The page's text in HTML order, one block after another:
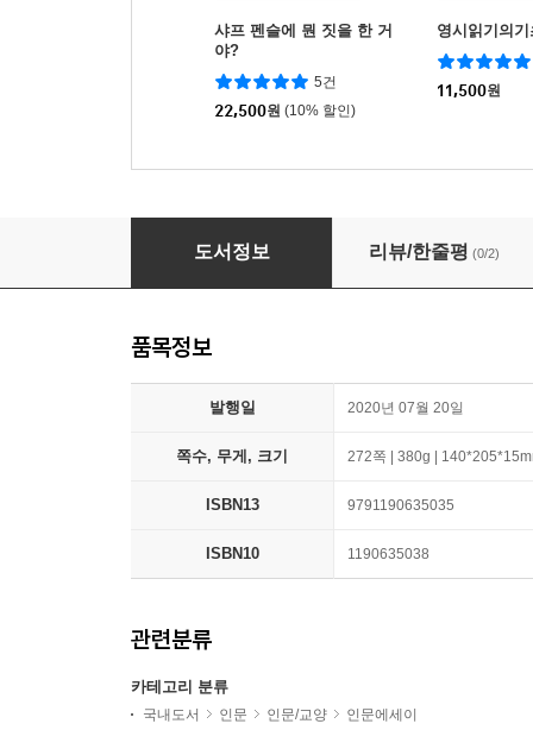
샤프 펜슬에 뭔 짓을 한 거
야?
5건
22,500원 (10% 할인)
영시읽기의기
11,500원
거리의 언어학
도서정보 리뷰/한줄평 (0/2)
품목정보
발행일 2020년 07월 20일
쪽수, 무게, 크기 272쪽 | 380g |
ISBN13 9791190635035
ISBN10 1190635038
관련분류
카테고리 분류
국내도서 인문 인문/교양
인문에세이